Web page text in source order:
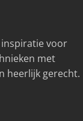
inspiratie voor
met
heerlijk gerecht.